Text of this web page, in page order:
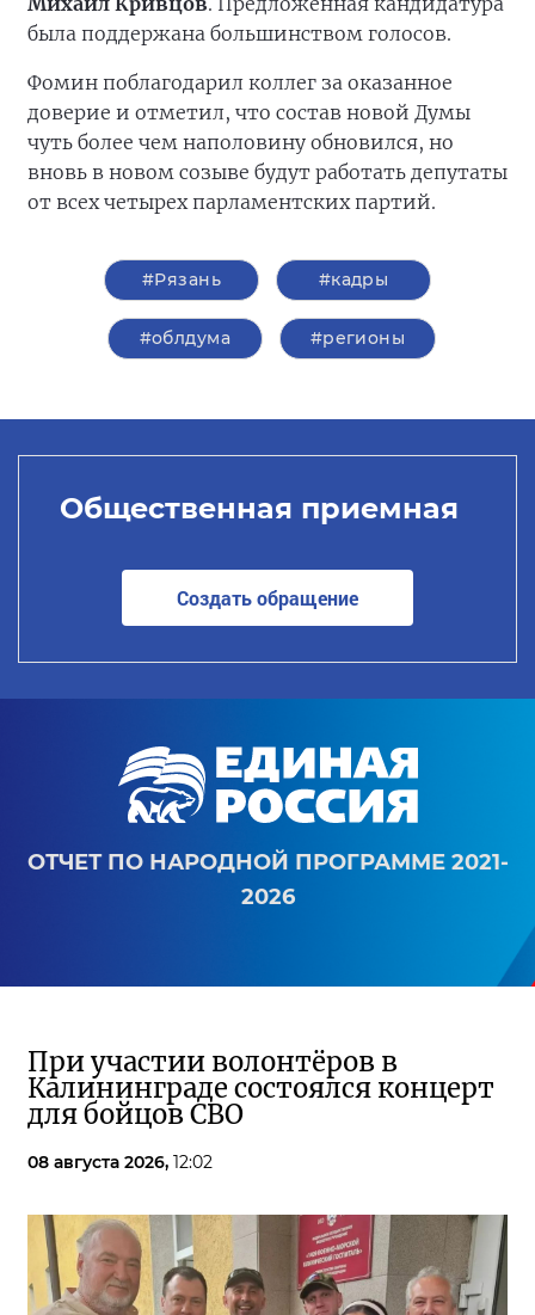
была поддержана большинством голосов.
Фомин поблагодарил коллег за оказанное
доверие и отметил, что состав новой Думы
чуть более чем наполовину обновился, но
вновь в новом созыве будут работать депутаты
от всех четырех парламентских партий.
#Рязань #кадры
#облдума #регионы
Общественная приемная
Создать обращение
ОТЧЕТ ПО НАРОДНОЙ ПРОГРАММЕ 2021-
2026
При участии волонтёров в
Калининграде состоялся концерт
для бойцов СВО
08 августа 2026, 12:02